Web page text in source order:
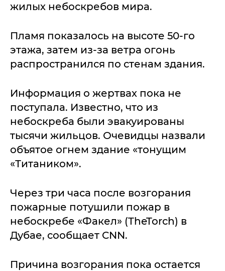
жилых небоскребов мира.
Пламя показалось на высоте 50-го
этажа, затем из-за ветра огонь
распространился по стенам здания.
Информация о жертвах пока не
поступала. Известно, что из
небоскреба были эвакуированы
тысячи жильцов. Очевидцы назвали
объятое огнем здание «тонущим
«Титаником».
Через три часа после возгорания
пожарные потушили пожар в
небоскребе «Факел» (TheTorch) в
Дубае, сообщает CNN.
Причина возгорания пока остается